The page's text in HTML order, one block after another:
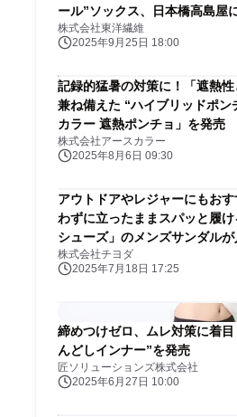
ール”ソックス、日本橋高島屋
株式会社東洋繊維
2025年9月25日 18:00
記録的猛暑の対策に！「遮熱
兼ね備えた “ハイブリッドポン
カラー 遮熱ポンチョ」を発売
株式会社アースカラー
2025年8月6日 09:30
アウトドアやレジャーにもお
わずに立ったままスパッと履け
シューズ」のメンズサンダル
株式会社チヨダ
2025年7月18日 17:25
締めつけゼロ、ムレ対策に着
んどしインナー”を発売
匠ソリューションズ株式会社
2025年6月27日 10:00